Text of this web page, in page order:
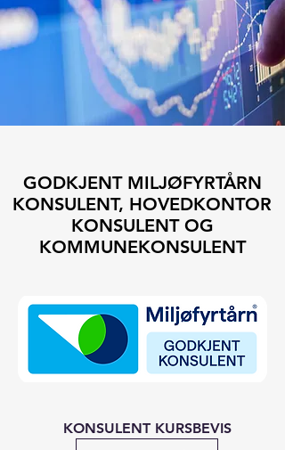
GODKJENT MILJØFYRTÅRN
KONSULENT, HOVEDKONTOR
KONSULENT OG
KOMMUNEKONSULENT
KONSULENT KURSBEVIS